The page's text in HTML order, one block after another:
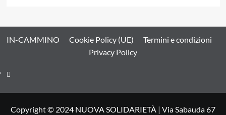
IN-CAMMINO Cookie Policy (UE)
Termini e condizioni
Privacy Policy
CONTATTI
Copyright © 2024 NUOVA SOLIDARIETÀ | Via Sabauda 67